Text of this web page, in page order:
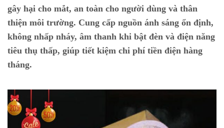
gây hại cho mắt, an toàn cho người dùng và thân
thiện môi trường. Cung cấp nguồn ánh sáng ổn định,
không nhấp nháy, âm thanh khi bật đèn và điện năng
tiêu thụ thấp, giúp tiết kiệm chi phí tiền điện hàng
tháng.